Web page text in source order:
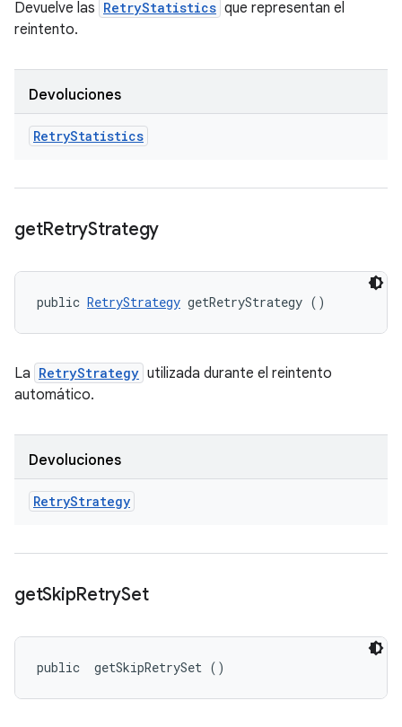
Devuelve las RetryStatistics que representan el
reintento.
Devoluciones
RetryStatistics
getRetryStrategy
public RetryStrategy getRetryStrategy ()
La RetryStrategy utilizada durante el reintento
automático.
Devoluciones
RetryStrategy
getSkipRetrySet
public getSkipRetrySet ()